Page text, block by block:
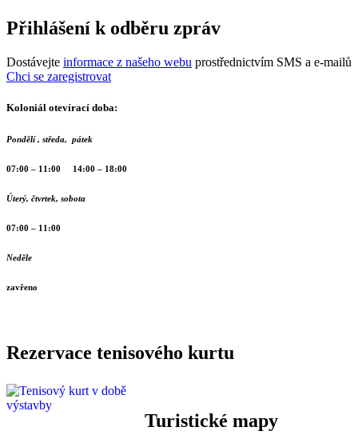
Přihlášení k odběru zpráv
Dostávejte informace z našeho webu prostřednictvím SMS a e-mailů
Chci se zaregistrovat
Koloniál otevírací doba:
Pondělí , středa, pátek
07:00 – 11:00 14:00 – 18:00
Úterý, čtvrtek, sobota
07:00 – 11:00
Neděle
zavřeno
Rezervace tenisového kurtu
Turistické mapy